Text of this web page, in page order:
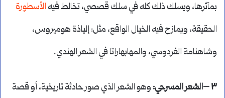
بمآثرها، ويسلك ذلك كله في سلك قصصي، تخالط فيه الأسطورة
الحقيقة، ويمازح فيه الخيال الواقع، مثل: إلياذة هوميروس،
وشاهنامة الفردوسي، والمهابهاراتا في الشعر الهندي.
٣ –الشعر المسرحي:
وهو الشعر الذي صور حادثة تاريخية، أو قصة